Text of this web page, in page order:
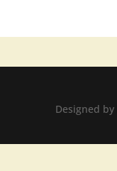
Designed by